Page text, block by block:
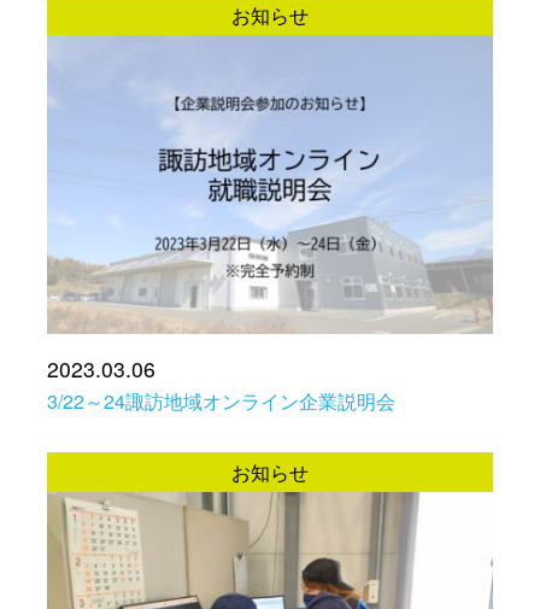
お知らせ
2023.03.06
3/22～24諏訪地域オンライン企業説明会
お知らせ